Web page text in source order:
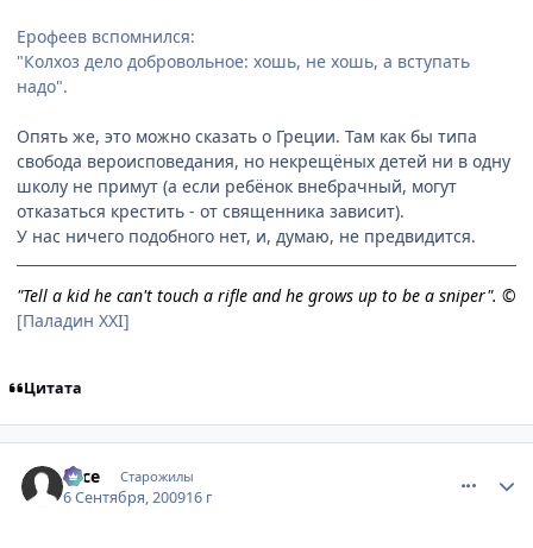
Ерофеев вспомнился:
"Колхоз дело добровольное: хошь, не хошь, а вступать
надо".
Опять же, это можно сказать о Греции. Там как бы типа
свобода вероисповедания, но некрещёных детей ни в одну
школу не примут (а если ребёнок внебрачный, могут
отказаться крестить - от священника зависит).
У нас ничего подобного нет, и, думаю, не предвидится.
"Tell a kid he can't touch a rifle and he grows up to be a sniper". ©
[Паладин XXI]
Цитата
vace Старожилы
6 Сентября, 200916 г